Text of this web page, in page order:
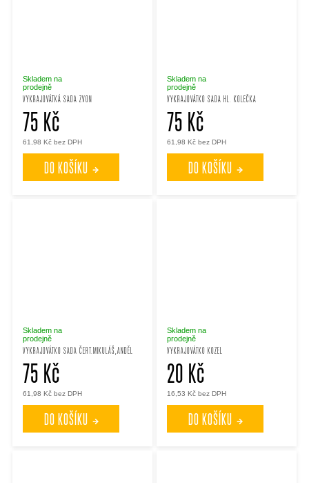
VYKRAJOVÁTKÁ SADA ZVON
Skladem na
prodejně
61,98 Kč bez DPH
75 Kč
DO KOŠÍKU
VYKRAJOVÁTKO SADA HL. KOLEČKA
Skladem na
prodejně
61,98 Kč bez DPH
75 Kč
DO KOŠÍKU
VYKRAJOVÁTKO SADA ČERT.MIKULÁŠ,ANDĚL
Skladem na
prodejně
61,98 Kč bez DPH
75 Kč
DO KOŠÍKU
VYKRAJOVÁTKO KOZEL
Skladem na
prodejně
16,53 Kč bez DPH
20 Kč
DO KOŠÍKU